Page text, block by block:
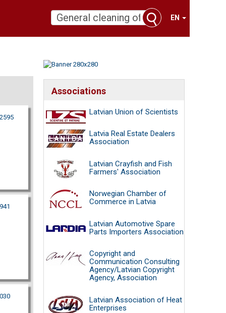
EN
Associations
Latvian Union of Scientists
Latvia Real Estate Dealers
Association
Latvian Crayfish and Fish
Farmers' Association
Norwegian Chamber of
Commerce in Latvia
Latvian Automotive Spare
Parts Importers Association
Copyright and
Communication Consulting
Agency/Latvian Copyright
Agency, Association
Latvian Association of Heat
Enterprises